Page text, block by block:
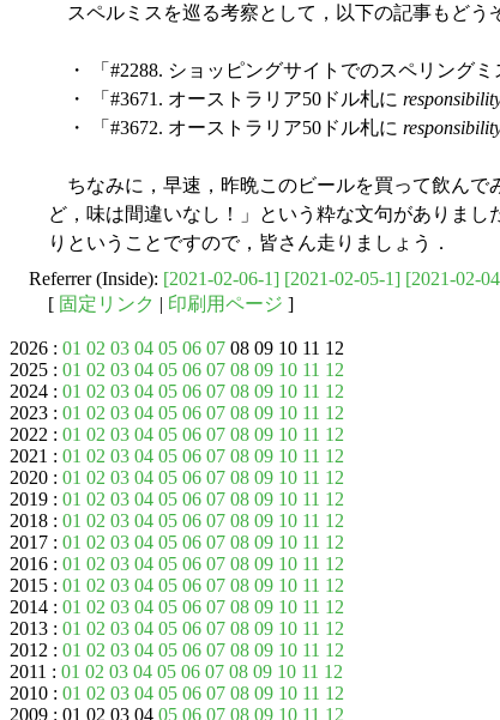
スペルミスを巡る考察として，以下の記事もどう
・ 「#2288. ショッピングサイトでのスペリング
・ 「#3671. オーストラリア50ドル札に
・ 「#3672. オーストラリア50ドル札に
ちなみに，早速，昨晩このビールを買って飲んで
ど，味は間違いなし！」という粋な文句がありま
りということですので，皆さん走りましょう．
Referrer (Inside): [2021-02-06-1] [2021-02-05-1] [2021-02-
[ 固定リンク | 印刷用ページ ]
2026 : 01 02 03 04 05 06 07 08 09 10 11 12
2025 : 01 02 03 04 05 06 07 08 09 10 11 12
2024 : 01 02 03 04 05 06 07 08 09 10 11 12
2023 : 01 02 03 04 05 06 07 08 09 10 11 12
2022 : 01 02 03 04 05 06 07 08 09 10 11 12
2021 : 01 02 03 04 05 06 07 08 09 10 11 12
2020 : 01 02 03 04 05 06 07 08 09 10 11 12
2019 : 01 02 03 04 05 06 07 08 09 10 11 12
2018 : 01 02 03 04 05 06 07 08 09 10 11 12
2017 : 01 02 03 04 05 06 07 08 09 10 11 12
2016 : 01 02 03 04 05 06 07 08 09 10 11 12
2015 : 01 02 03 04 05 06 07 08 09 10 11 12
2014 : 01 02 03 04 05 06 07 08 09 10 11 12
2013 : 01 02 03 04 05 06 07 08 09 10 11 12
2012 : 01 02 03 04 05 06 07 08 09 10 11 12
2011 : 01 02 03 04 05 06 07 08 09 10 11 12
2010 : 01 02 03 04 05 06 07 08 09 10 11 12
2009 : 01 02 03 04 05 06 07 08 09 10 11 12